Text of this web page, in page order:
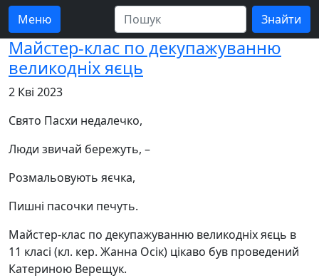
Меню
Майстер-клас по декупажуванню
великодніх яєць
2 Кві 2023
Свято Пасхи недалечко,
Люди звичай бережуть, –
Розмальовують яєчка,
Пишні пасочки печуть.
Майстер-клас по декупажуванню великодніх яєць в
11 класі (кл. кер. Жанна Осік) цікаво був проведений
Катериною Верещук.